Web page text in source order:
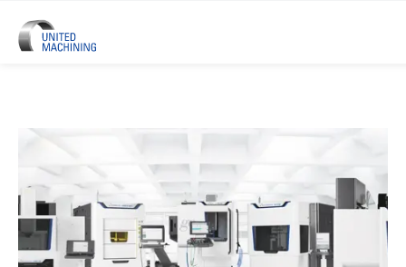
UNITED MACHINING - Sei